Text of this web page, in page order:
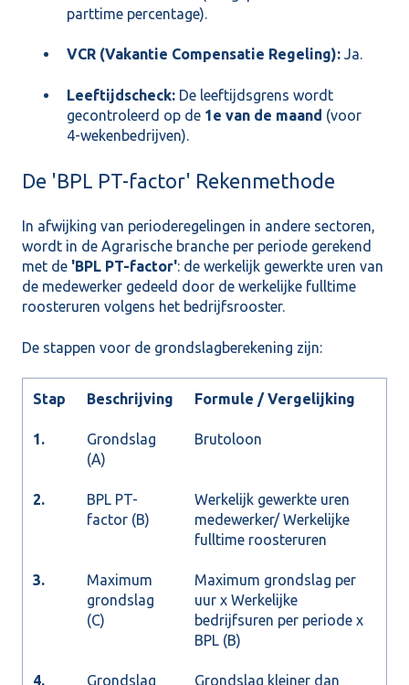
parttime percentage).
VCR (Vakantie Compensatie Regeling): Ja.
Leeftijdscheck: De leeftijdsgrens wordt
gecontroleerd op de 1e van de maand (voor
4-wekenbedrijven).
De 'BPL PT-factor' Rekenmethode
In afwijking van perioderegelingen in andere sectoren,
wordt in de Agrarische branche per periode gerekend
met de 'BPL PT-factor': de werkelijk gewerkte uren van
de medewerker gedeeld door de werkelijke fulltime
roosteruren volgens het bedrijfsrooster.
De stappen voor de grondslagberekening zijn:
Stap Beschrijving Formule / Vergelijking
1.
Grondslag
(A)
Brutoloon
2.
BPL PT-
factor (B)
Werkelijk gewerkte uren
medewerker/ Werkelijke
fulltime roosteruren
3.
Maximum
grondslag
(C)
Maximum grondslag per
uur x Werkelijke
bedrijfsuren per periode x
BPL (B)
4.
Grondslag
Grondslag kleiner dan